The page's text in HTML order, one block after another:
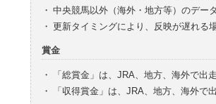
・ 中央競馬以外（海外・地方等）のデー
・ 更新タイミングにより、反映が遅れる
賞金
・
「総賞金」は、JRA、地方、海外で出
・
「収得賞金」は、JRA、地方、海外で